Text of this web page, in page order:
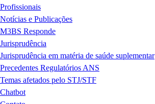
Profissionais
Notícias e Publicações
M3BS Responde
Jurisprudência
Jurisprudência em matéria de saúde suplementar
Precedentes Regulatórios ANS
Temas afetados pelo STJ/STF
Chatbot